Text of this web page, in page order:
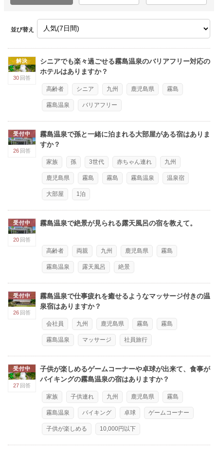
並び替え
解決
30 回答
シニアでも楽々過ごせる霧島温泉のバリアフリー対応の
ホテルはありますか？
高齢者 シニア 九州 鹿児島県 霧島
霧島温泉 バリアフリー
受付中
26 回答
霧島温泉で孫と一緒に泊まれる大部屋がある宿はありま
すか？
家族 孫 3世代 赤ちゃん連れ 九州
鹿児島県 霧島 霧島 霧島温泉 温泉宿
大部屋 1泊
受付中
20 回答
霧島温泉で絶景が見られる露天風呂の宿を教えて。
高齢者 両親 九州 鹿児島県 霧島
霧島温泉 露天風呂 絶景
受付中
26 回答
霧島温泉で仕事疲れを癒せるようなマッサージ付きの温
泉宿はありますか？
会社員 九州 鹿児島県 霧島 霧島
霧島温泉 マッサージ 社員旅行
受付中
27 回答
子供が楽しめるゲームコーナーや卓球が出来て、食事が
バイキングの霧島温泉の宿はありますか？
家族 子供連れ 九州 鹿児島県 霧島
霧島温泉 バイキング 卓球 ゲームコーナー
子供が楽しめる 10,000円以下